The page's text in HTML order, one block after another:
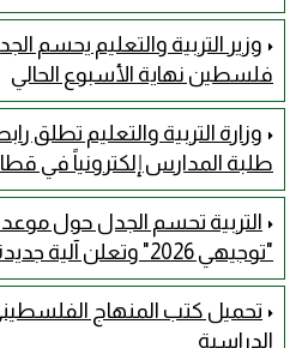
وزير التربية والتعليم يحسم
فلسطين نهاية الأسبوع الحالي
وزارة التربية والتعليم تطلق
طلبة المدارس إلكترونياً في
التربية تحسم الجدل حول موعد
"توجيهي 2026" وتعلن آلية جديدة لمعرفتها
تحميل كتب المنهاج
الدراسية